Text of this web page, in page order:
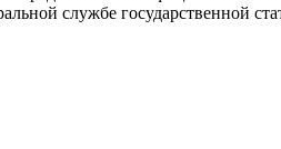
службе государственной